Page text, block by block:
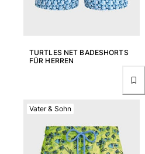
TURTLES NET BADESHORTS
FÜR HERREN
Vater & Sohn